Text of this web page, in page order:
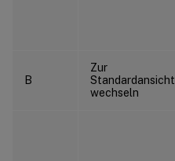
B
Zur
Standardansicht
wechseln